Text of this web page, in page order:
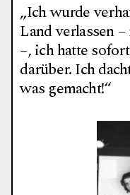
„Ich wurde
Land verlassen
–, ich hatte
darüber. Ich
was gemacht!“